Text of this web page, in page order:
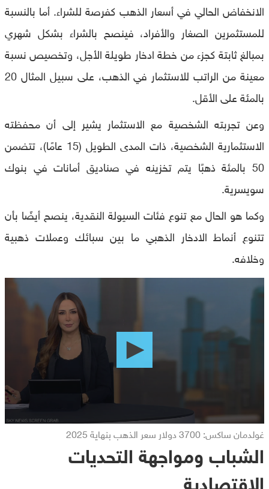
الانخفاض الحالي في أسعار الذهب كفرصة للشراء. أما بالنسبة
للمستثمرين الصغار والأفراد، فينصح بالشراء بشكل شهري
بمبالغ ثابتة كجزء من خطة ادخار طويلة الأجل، وتخصيص نسبة
معينة من الراتب للاستثمار في الذهب، على سبيل المثال 20
بالمئة على الأقل.
وعن تجربته الشخصية مع الاستثمار يشير إلى أن محفظته
الاستثمارية الشخصية، ذات المدى الطويل (15 عامًا)، تتضمن
50 بالمئة ذهبًا يتم تخزينه في صناديق أمانات في بنوك
سويسرية.
وكما هو الحال مع تنوع فئات السيولة النقدية، ينصح أيضًا بأن
تتنوع أنماط الادخار الذهبي ما بين سبائك وعملات ذهبية
وخلافه.
seconds
seconds
غولدمان ساكس: 3700 دولار سعر الذهب بنهاية 2025
الشباب ومواجهة التحديات
الاقتصادية